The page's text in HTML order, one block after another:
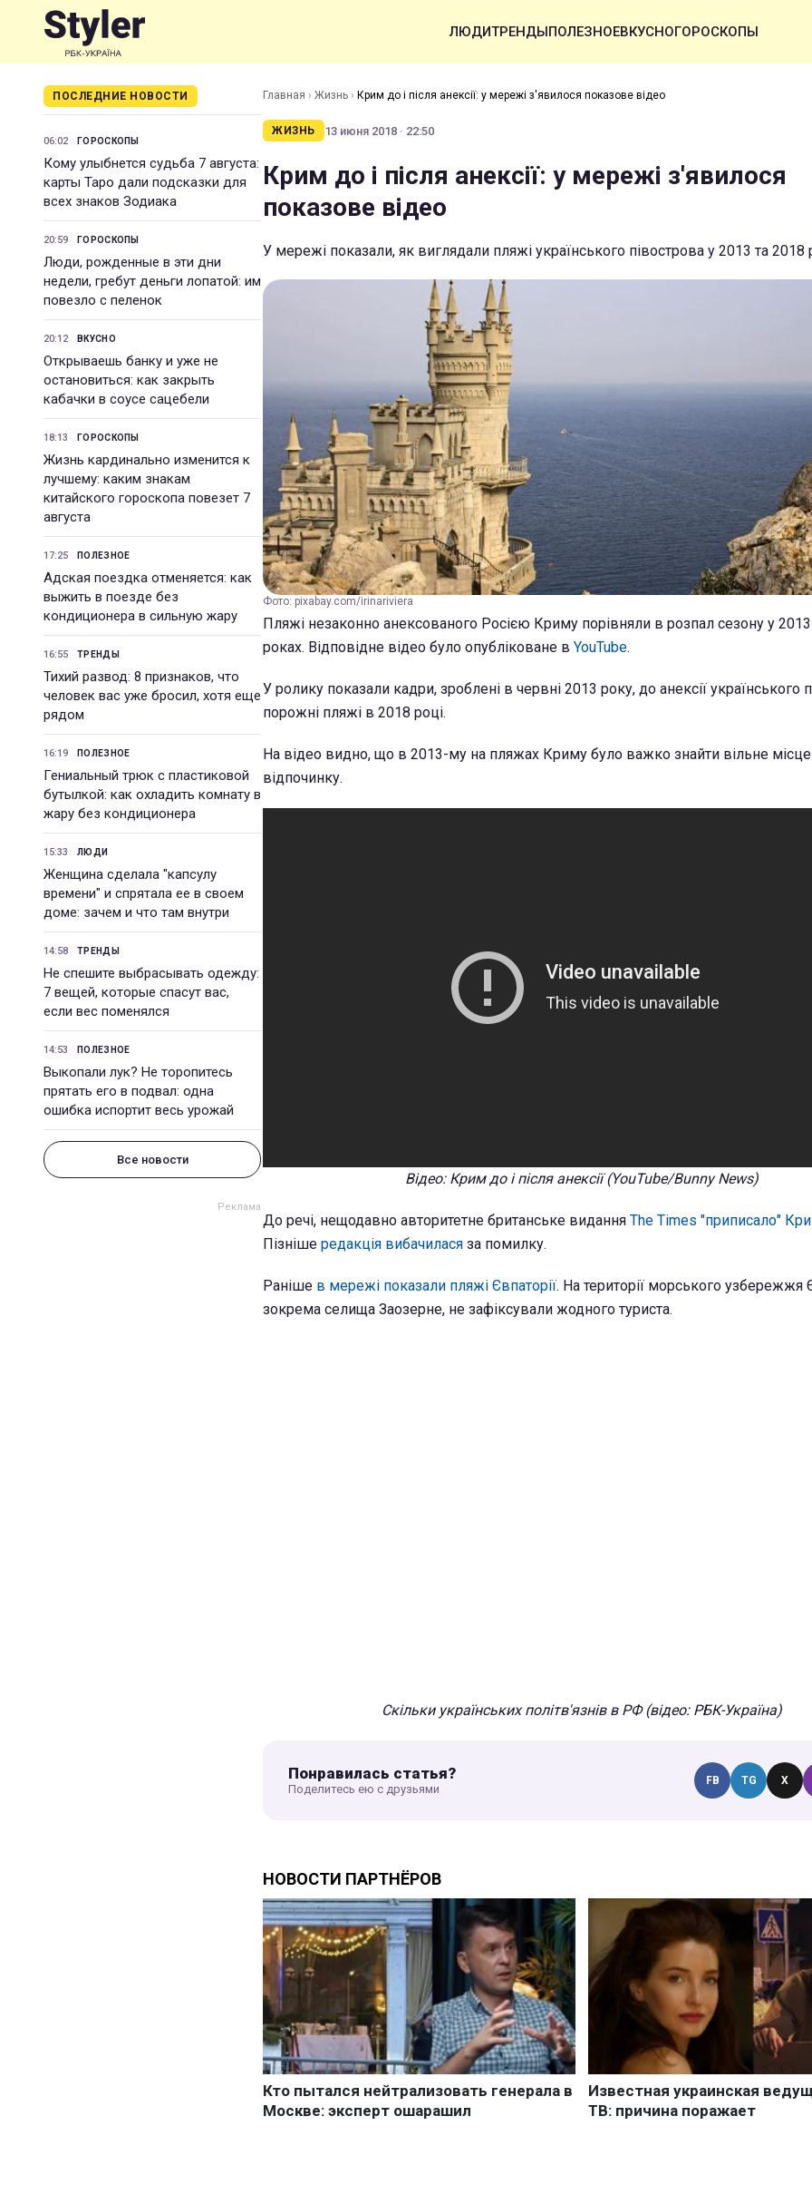
ЛЮДИТРЕНДЫПОЛЕЗНОЕВКУСНОГОРОСКОПЫ
ПОСЛЕДНИЕ НОВОСТИ
06:02 ГОРОСКОПЫ
Кому улыбнется судьба 7 августа:
карты Таро дали подсказки для
всех знаков Зодиака
20:59 ГОРОСКОПЫ
Люди, рожденные в эти дни
недели, гребут деньги лопатой: им
повезло с пеленок
20:12 ВКУСНО
Открываешь банку и уже не
остановиться: как закрыть
кабачки в соусе сацебели
18:13 ГОРОСКОПЫ
Жизнь кардинально изменится к
лучшему: каким знакам
китайского гороскопа повезет 7
августа
17:25 ПОЛЕЗНОЕ
Адская поездка отменяется: как
выжить в поезде без
кондиционера в сильную жару
16:55 ТРЕНДЫ
Тихий развод: 8 признаков, что
человек вас уже бросил, хотя еще
рядом
16:19 ПОЛЕЗНОЕ
Гениальный трюк с пластиковой
бутылкой: как охладить комнату в
жару без кондиционера
15:33 ЛЮДИ
Женщина сделала "капсулу
времени" и спрятала ее в своем
доме: зачем и что там внутри
14:58 ТРЕНДЫ
Не спешите выбрасывать одежду:
7 вещей, которые спасут вас,
если вес поменялся
14:53 ПОЛЕЗНОЕ
Выкопали лук? Не торопитесь
прятать его в подвал: одна
ошибка испортит весь урожай
Все новости
Главная › Жизнь › Крим до і після анексії: у мережі з'явилося показове відео
ЖИЗНЬ 13 июня 2018 · 22:50
Крим до і після анексії: у мережі з'явилося
показове відео
У мережі показали, як виглядали пляжі українського півострова у 2013 та 2018
Фото: pixabay.com/irinariviera
Пляжі незаконно анексованого Росією Криму порівняли в розпал сезону у
роках. Відповідне відео було опубліковане в YouTube.
У ролику показали кадри, зроблені в червні 2013 року, до анексії українського
порожні пляжі в 2018 році.
На відео видно, що в 2013-му на пляжах Криму було важко знайти вільне
відпочинку.
Відео: Крим до і після анексії (YouTube/Bunny News)
До речі, нещодавно авторитетне британське видання The Times "приписало"
Пізніше редакція вибачилася за помилку.
Раніше в мережі показали пляжі Євпаторії. На території морського узбережжя
зокрема селища Заозерне, не зафіксували жодного туриста.
Скільки українських політв'язнів в РФ (відео: РБК-Україна)
Понравилась статья?
Поделитесь ею с друзьями
FB TG X